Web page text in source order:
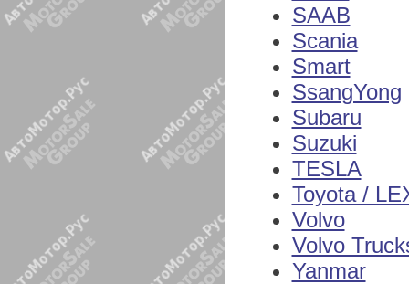
SAAB
Scania
Smart
SsangYong
Subaru
Suzuki
TESLA
Toyota /
Volvo
Volvo
Yanmar